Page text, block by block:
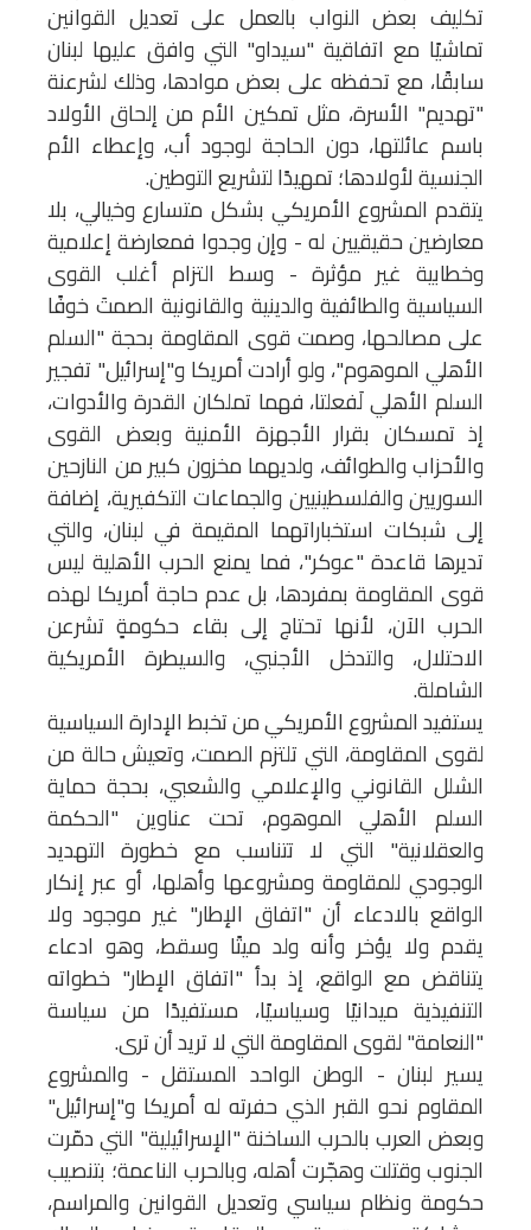
تكليف بعض النواب بالعمل على تعديل القوانين
تماشيًا مع اتفاقية "سيداو" التي وافق عليها لبنان
سابقًا، مع تحفظه على بعض موادها، وذلك لشرعنة
"تهديم" الأسرة، مثل تمكين الأم من إلحاق الأولاد
باسم عائلتها، دون الحاجة لوجود أب، وإعطاء الأم
الجنسية لأولادها؛ تمهيدًا لتشريع التوطين.
يتقدم المشروع الأمريكي بشكل متسارع وخيالي، بلا
معارضين حقيقيين له - وإن وجدوا فمعارضة إعلامية
وخطابية غير مؤثرة - وسط التزام أغلب القوى
السياسية والطائفية والدينية والقانونية الصمتَ خوفًا
على مصالحها، وصمت قوى المقاومة بحجة "السلم
الأهلي الموهوم"، ولو أرادت أمريكا و"إسرائيل" تفجير
السلم الأهلي لَفعلتا، فهما تملكان القدرة والأدوات،
إذ تمسكان بقرار الأجهزة الأمنية وبعض القوى
والأحزاب والطوائف، ولديهما مخزون كبير من النازحين
السوريين والفلسطينيين والجماعات التكفيرية، إضافة
إلى شبكات استخباراتهما المقيمة في لبنان، والتي
تديرها قاعدة "عوكر"، فما يمنع الحرب الأهلية ليس
قوى المقاومة بمفردها، بل عدم حاجة أمريكا لهذه
الحرب الآن، لأنها تحتاج إلى بقاء حكومةٍ تشرعن
الاحتلال، والتدخل الأجنبي، والسيطرة الأمريكية
الشاملة.
يستفيد المشروع الأمريكي من تخبط الإدارة السياسية
لقوى المقاومة، التي تلتزم الصمت، وتعيش حالة من
الشلل القانوني والإعلامي والشعبي، بحجة حماية
السلم الأهلي الموهوم، تحت عناوين "الحكمة
والعقلانية" التي لا تتناسب مع خطورة التهديد
الوجودي للمقاومة ومشروعها وأهلها، أو عبر إنكار
الواقع بالادعاء أن "اتفاق الإطار" غير موجود ولا
يقدم ولا يؤخر وأنه ولد ميتًا وسقط، وهو ادعاء
يتناقض مع الواقع، إذ بدأ "اتفاق الإطار" خطواته
التنفيذية ميدانيًا وسياسيًا، مستفيدًا من سياسة
"النعامة" لقوى المقاومة التي لا تريد أن ترى.
يسير لبنان - الوطن الواحد المستقل - والمشروع
المقاوم نحو القبر الذي حفرته له أمريكا و"إسرائيل"
وبعض العرب بالحرب الساخنة "الإسرائيلية" التي دمّرت
الجنوب وقتلت وهجّرت أهله، وبالحرب الناعمة؛ بتنصيب
حكومة ونظام سياسي وتعديل القوانين والمراسم،